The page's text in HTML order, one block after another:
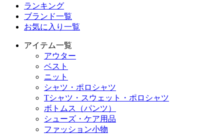
ランキング
ブランド一覧
お気に入り一覧
アイテム一覧
アウター
ベスト
ニット
シャツ・ポロシャツ
Tシャツ・スウェット・ポロシャツ
ボトムス（パンツ）
シューズ・ケア用品
ファッション小物